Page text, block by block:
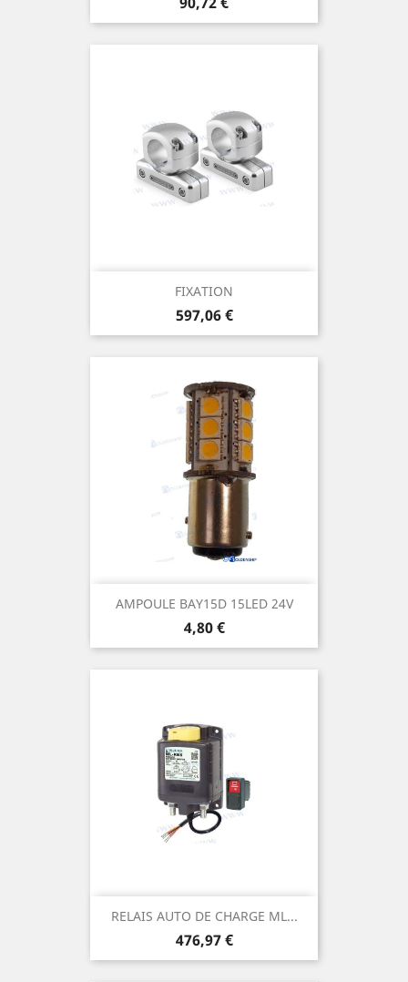
FIXATION
Prix
597,06 €
AMPOULE BAY15D 15LED 24V
Prix
4,80 €
RELAIS AUTO DE CHARGE ML...
Prix
476,97 €